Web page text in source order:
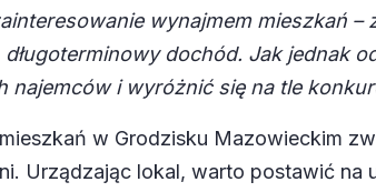
wynajmem mieszkań
dochód. Jak jednak
najemców i wyróżnić się na tle
w Grodzisku Mazowieckim
Urządzając lokal, warto postawić na